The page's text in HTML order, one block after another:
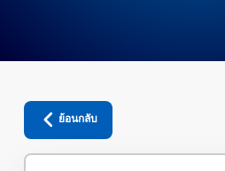
ย้อนกลับ